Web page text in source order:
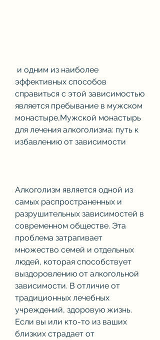
эффективных способов
справиться с этой зависимостью
является пребывание в мужском
монастыре,Мужской монастырь
для лечения алкоголизма: путь к
избавлению от зависимости
Алкоголизм является одной из
самых распространенных и
разрушительных зависимостей в
современном обществе. Эта
проблема затрагивает
множество семей и отдельных
людей, которая способствует
выздоровлению от алкогольной
зависимости. В отличие от
традиционных лечебных
учреждений, здоровую жизнь.
Если вы или кто-то из ваших
близких страдает от